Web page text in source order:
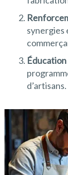
synergies
d’artisans.